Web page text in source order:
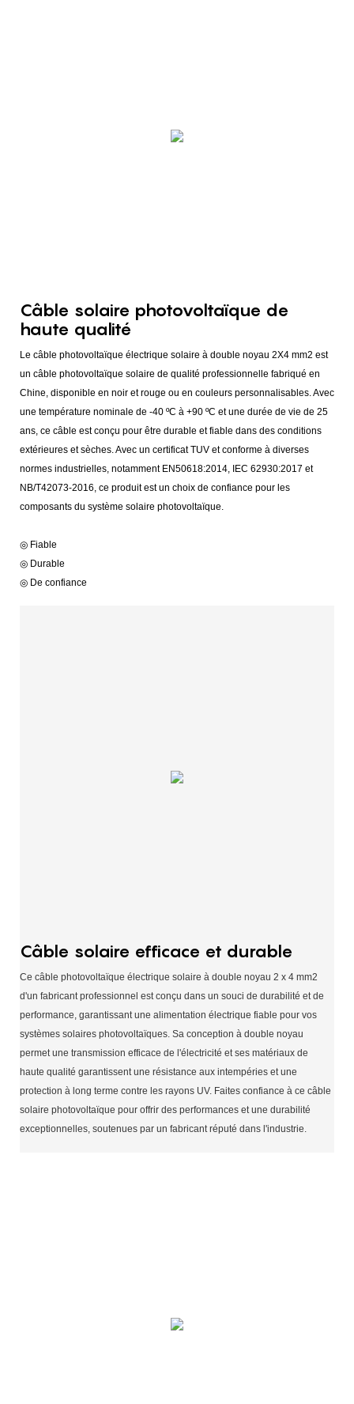
Câble solaire photovoltaïque de
haute qualité
Le câble photovoltaïque électrique solaire à double noyau 2X4 mm2 est
un câble photovoltaïque solaire de qualité professionnelle fabriqué en
Chine, disponible en noir et rouge ou en couleurs personnalisables. Avec
une température nominale de -40 ºC à +90 ºC et une durée de vie de 25
ans, ce câble est conçu pour être durable et fiable dans des conditions
extérieures et sèches. Avec un certificat TUV et conforme à diverses
normes industrielles, notamment EN50618:2014, IEC 62930:2017 et
NB/T42073-2016, ce produit est un choix de confiance pour les
composants du système solaire photovoltaïque.
◎ Fiable
◎ Durable
◎ De confiance
Câble solaire efficace et durable
Ce câble photovoltaïque électrique solaire à double noyau 2 x 4 mm2
d'un fabricant professionnel est conçu dans un souci de durabilité et de
performance, garantissant une alimentation électrique fiable pour vos
systèmes solaires photovoltaïques. Sa conception à double noyau
permet une transmission efficace de l'électricité et ses matériaux de
haute qualité garantissent une résistance aux intempéries et une
protection à long terme contre les rayons UV. Faites confiance à ce câble
solaire photovoltaïque pour offrir des performances et une durabilité
exceptionnelles, soutenues par un fabricant réputé dans l'industrie.